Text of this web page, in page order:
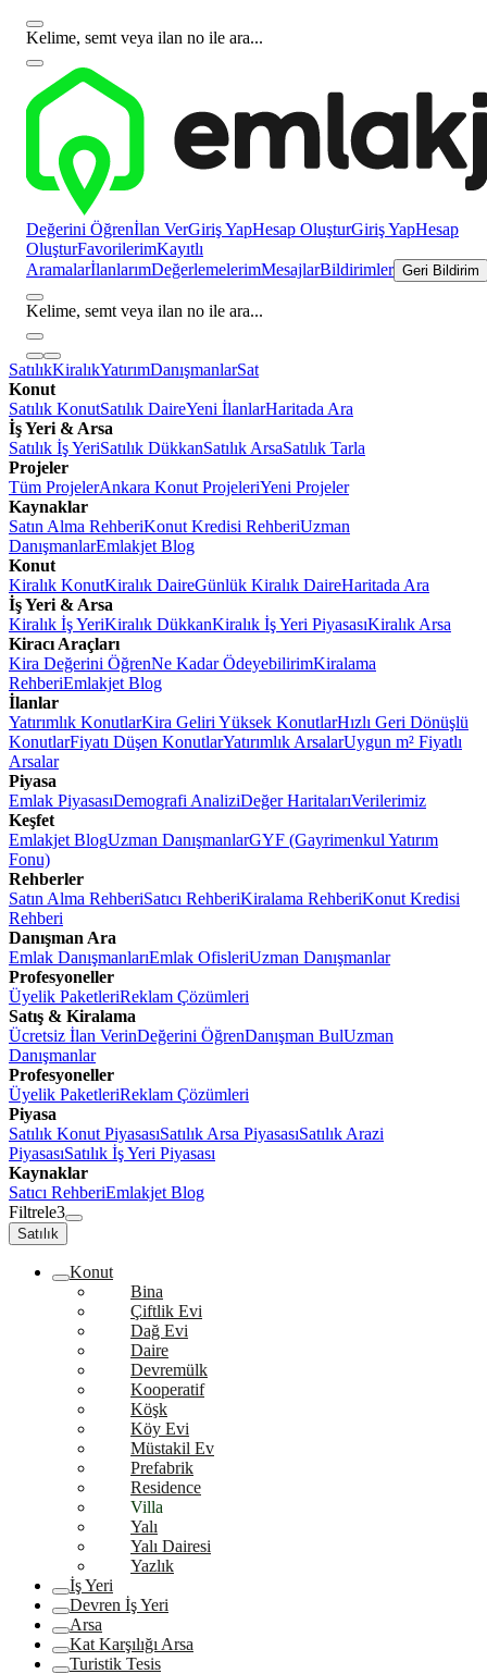
Kelime, semt veya ilan no ile ara...
Değerini Öğrenİlan VerGiriş YapHesap OluşturGiriş YapHesap
OluşturFavorilerimKayıtlı
AramalarİlanlarımDeğerlemelerimMesajlarBildirimler Geri Bildirim
Kelime, semt veya ilan no ile ara...
SatılıkKiralıkYatırımDanışmanlarSat
Konut
Satılık KonutSatılık DaireYeni İlanlarHaritada Ara
İş Yeri & Arsa
Satılık İş YeriSatılık DükkanSatılık ArsaSatılık Tarla
Projeler
Tüm ProjelerAnkara Konut ProjeleriYeni Projeler
Kaynaklar
Satın Alma RehberiKonut Kredisi RehberiUzman
DanışmanlarEmlakjet Blog
Konut
Kiralık KonutKiralık DaireGünlük Kiralık DaireHaritada Ara
İş Yeri & Arsa
Kiralık İş YeriKiralık DükkanKiralık İş Yeri PiyasasıKiralık Arsa
Kiracı Araçları
Kira Değerini ÖğrenNe Kadar ÖdeyebilirimKiralama
RehberiEmlakjet Blog
İlanlar
Yatırımlık KonutlarKira Geliri Yüksek KonutlarHızlı Geri Dönüşlü
KonutlarFiyatı Düşen KonutlarYatırımlık ArsalarUygun m² Fiyatlı
Arsalar
Piyasa
Emlak PiyasasıDemografi AnaliziDeğer HaritalarıVerilerimiz
Keşfet
Emlakjet BlogUzman DanışmanlarGYF (Gayrimenkul Yatırım
Fonu)
Rehberler
Satın Alma RehberiSatıcı RehberiKiralama RehberiKonut Kredisi
Rehberi
Danışman Ara
Emlak DanışmanlarıEmlak OfisleriUzman Danışmanlar
Profesyoneller
Üyelik PaketleriReklam Çözümleri
Satış & Kiralama
Ücretsiz İlan VerinDeğerini ÖğrenDanışman BulUzman
Danışmanlar
Profesyoneller
Üyelik PaketleriReklam Çözümleri
Piyasa
Satılık Konut PiyasasıSatılık Arsa PiyasasıSatılık Arazi
PiyasasıSatılık İş Yeri Piyasası
Kaynaklar
Satıcı RehberiEmlakjet Blog
Filtrele3
Satılık
Konut
Bina
Çiftlik Evi
Dağ Evi
Daire
Devremülk
Kooperatif
Köşk
Köy Evi
Müstakil Ev
Prefabrik
Residence
Villa
Yalı
Yalı Dairesi
Yazlık
İş Yeri
Devren İş Yeri
Arsa
Kat Karşılığı Arsa
Turistik Tesis